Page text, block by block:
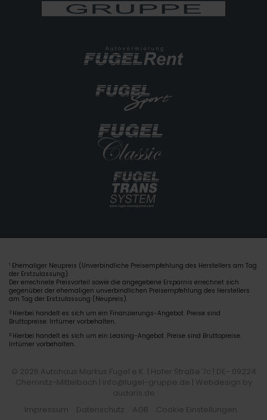
1 Ehemaliger Neupreis (Unverbindliche Preisempfehlung des Herstellers am Tag
der Erstzulassung).
Der errechnete Preisvorteil sowie die angegebene Ersparnis errechnet sich
gegenüber der ehemaligen unverbindlichen Preisempfehlung des Herstellers
am Tag der Erstzulassung (Neupreis).
2 Hierbei handelt es sich um ein Finanzierungs-Angebot. Preise sind
Bruttopreise. Irrtümer vorbehalten.
3 Hierbei handelt es sich um ein Leasing-Angebot. Preise sind Bruttopreise.
Irrtümer vorbehalten.
© 2026 Autohaus Markus Fugel e.K. | Hofer Straße 7c | DE- 09224
Chemnitz-Mittelbach | info@fugel-gruppe.de | Webdesign by
audaris.de
Impressum
Datenschutz AGB Cookie Einstellungen